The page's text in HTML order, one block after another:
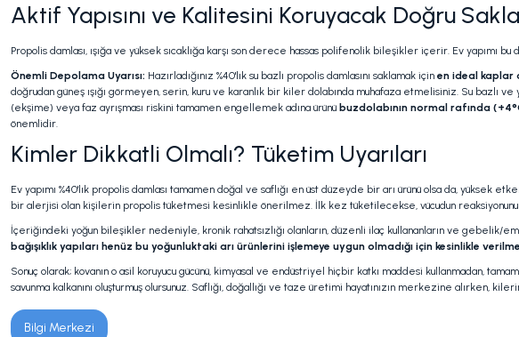
Aktif Yapısını ve Kalitesini Koruyacak Doğru
Propolis damlası, ışığa ve yüksek sıcaklığa karşı son derece hassas polifenolik bileşikler içerir. Ev
Önemli Depolama Uyarısı: Hazırladığınız %40'lık su bazlı propolis damlasını saklamak için en ideal kaplar
doğrudan güneş ışığı görmeyen, serin, kuru ve karanlık bir kiler dolabında muhafaza etmelisiniz. Su bazlı
(ekşime) veya faz ayrışması riskini tamamen engellemek adına ürünü buzdolabının normal rafında
önemlidir.
Kimler Dikkatli Olmalı? Tüketim Uyarıları
Ev yapımı %40'lık propolis damlası tamamen doğal ve saflığı en üst düzeyde bir arı ürünü olsa da,
bir alerjisi olan kişilerin propolis tüketmesi kesinlikle önerilmez. İlk kez tüketilecekse, vücudun reaksiyonunu
İçeriğindeki yoğun bileşikler nedeniyle, kronik rahatsızlığı olanların, düzenli ilaç kullananların ve
bağışıklık yapıları henüz bu yoğunluktaki arı ürünlerini işlemeye uygun olmadığı için kesinlikle
Sonuç olarak; kovanın o asil koruyucu gücünü, kimyasal ve endüstriyel hiçbir katkı maddesi kullanmadan,
savunma kalkanını oluşturmuş olursunuz. Saflığı, doğallığı ve taze üretimi hayatınızın merkezine alırken,
Bilgi Merkezi